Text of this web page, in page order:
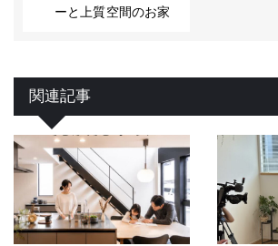
ーと上質空間のお家
関連記事